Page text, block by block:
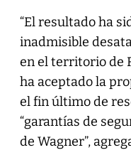
“El resultado ha
inadmisible
en el territorio de
ha aceptado la
el fin último de
“garantías de
de Wagner”,